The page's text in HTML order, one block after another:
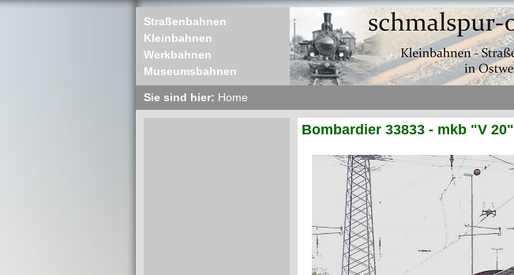
Straßenbahnen
Kleinbahnen
Werkbahnen
Museumsbahnen
Sie sind hier: Home
Bombardier 33833 - mkb "V 20"